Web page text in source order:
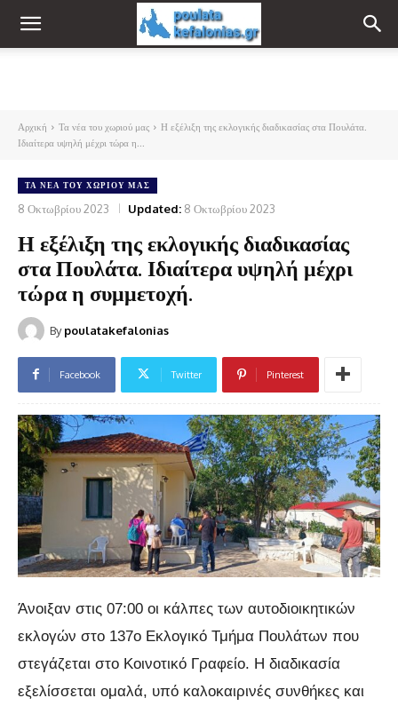
Αρχική Τα νέα του χωριού μας
Η εξέλιξη της εκλογικής διαδικασίας στα Πουλάτα.
Ιδιαίτερα υψηλή μέχρι τώρα η...
ΤΑ ΝΈΑ ΤΟΥ ΧΩΡΙΟΎ ΜΑΣ
8 Οκτωβρίου 2023 Updated: 8 Οκτωβρίου 2023
Η εξέλιξη της εκλογικής διαδικασίας
στα Πουλάτα. Ιδιαίτερα υψηλή μέχρι
τώρα η συμμετοχή.
By poulatakefalonias
Facebook Twitter Pinterest
Άνοιξαν στις 07:00 οι κάλπες των αυτοδιοικητικών
εκλογών στο 137ο Εκλογικό Τμήμα Πουλάτων που
στεγάζεται στο Κοινοτικό Γραφείο. Η διαδικασία
εξελίσσεται ομαλά, υπό καλοκαιρινές συνθήκες και